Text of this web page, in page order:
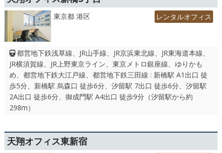
東京都 港区 レンタルオフィス
都営地下鉄浅草線、JR山手線、JR京浜東北線、JR東海道本線、
JR横須賀線、JR上野東京ライン、東京メトロ銀座線、ゆりかも
め、都営地下鉄大江戸線、都営地下鉄三田線 : 新橋駅 A1出口 徒
歩5分、新橋駅 烏森口 徒歩6分、汐留駅 7出口 徒歩6分、汐留駅
2A出口 徒歩6分、御成門駅 A4出口 徒歩9分（汐留駅から約
298m）
天翔オフィス東新宿